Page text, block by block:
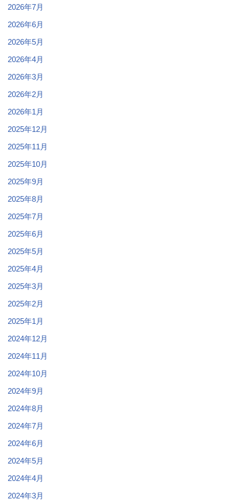
2026年7月
2026年6月
2026年5月
2026年4月
2026年3月
2026年2月
2026年1月
2025年12月
2025年11月
2025年10月
2025年9月
2025年8月
2025年7月
2025年6月
2025年5月
2025年4月
2025年3月
2025年2月
2025年1月
2024年12月
2024年11月
2024年10月
2024年9月
2024年8月
2024年7月
2024年6月
2024年5月
2024年4月
2024年3月